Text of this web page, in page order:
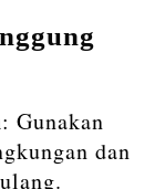
: Gunakan
dan